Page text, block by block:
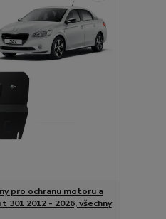
pro ochranu motoru a
2012 - 2026, všechny